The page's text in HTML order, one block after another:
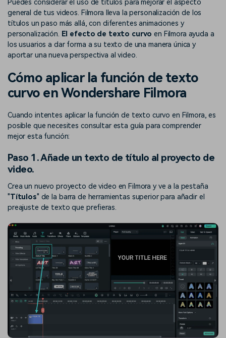
Inspírate con Filmora
Encuentra aquí lo que otros
usuarios crean con Filmora
Taller creativo
Con nuestros consejos y
trucos, queremos ayudarte a
crecer e inspirar tu próximo
video
Centro de creadores
Muestra tu creatividad sin
límites con el Centro de
creadores
Plantillas en español
Explora las plantillas de video
editables diseñadas para
creadores de habla hispana.
Comunidad
Contenido destacado
Afíliate
Consigue una afiliación a
nivel empresarial
Soporte
Buscar
Puedes considerar el uso de títulos para mejorar el aspecto
general de tus videos. Filmora lleva la personalización de los
títulos un paso más allá, con diferentes animaciones y
personalización. El efecto de texto curvo en Filmora ayuda a
los usuarios a dar forma a su texto de una manera única y
aportar una nueva perspectiva al video.
Cómo aplicar la función de texto
curvo en Wondershare Filmora
Cuando intentes aplicar la función de texto curvo en Filmora, es
posible que necesites consultar esta guía para comprender
mejor esta función:
Paso 1. Añade un texto de título al proyecto de
video.
Crea un nuevo proyecto de video en Filmora y ve a la pestaña
"Títulos" de la barra de herramientas superior para añadir el
preajuste de texto que prefieras.